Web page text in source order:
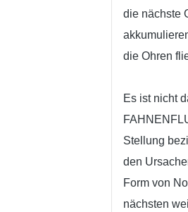
die nächste
die Ohren
Es ist nicht
Stellung
den
Form von
nächsten